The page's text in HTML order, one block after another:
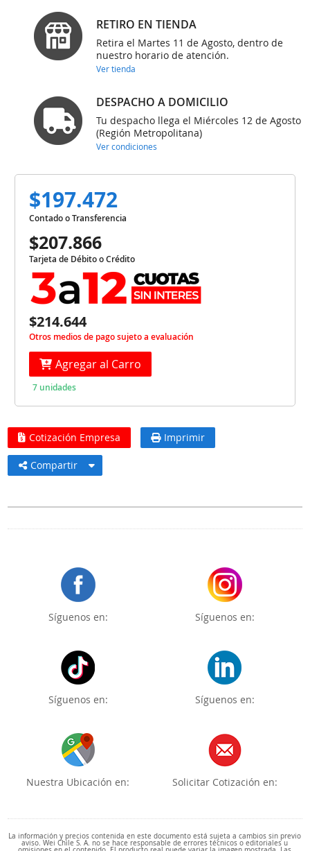
RETIRO EN TIENDA
Retira el Martes 11 de Agosto, dentro de
nuestro horario de atención.
Ver tienda
DESPACHO A DOMICILIO
Tu despacho llega el Miércoles 12 de Agosto
(Región Metropolitana)
Ver condiciones
$197.472
Contado o Transferencia
$207.866
Tarjeta de Débito o Crédito
$214.644
Otros medios de pago sujeto a evaluación
Agregar al Carro
7 unidades
Cotización Empresa Imprimir
Compartir
Síguenos en: Síguenos en:
Síguenos en: Síguenos en:
Nuestra Ubicación en: Solicitar Cotización en:
La información y precios contenida en este documento está sujeta a cambios sin previo
aviso. Wei Chile S. A. no se hace responsable de errores técnicos o editoriales u